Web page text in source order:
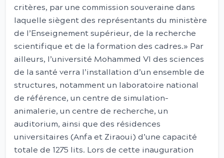
critères, par une commission souveraine dans
laquelle siègent des représentants du ministère
de l’Enseignement supérieur, de la recherche
scientifique et de la formation des cadres.» Par
ailleurs, l’université Mohammed VI des sciences
de la santé verra l’installation d’un ensemble de
structures, notamment un laboratoire national
de référence, un centre de simulation-
animalerie, un centre de recherche, un
auditorium, ainsi que des résidences
universitaires (Anfa et Ziraoui) d’une capacité
totale de 1275 lits. Lors de cette inauguration